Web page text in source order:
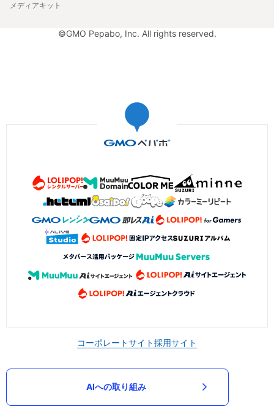
メディアキット
©GMO Pepabo, Inc. All rights reserved.
コーポレートサイト採用サイト
AIへの取り組み